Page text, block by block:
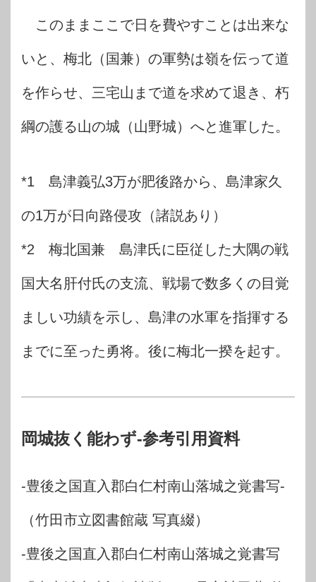
このままここで日を費やすことは出来な
いと、梅北（国兼）の軍勢は嶺を伝って道
を作らせ、三宅山まで道を求めて退き、朽
綱の護る山の城（山野城）へと進軍した。
*1 島津義弘3万が肥後路から、島津家久
の1万が日向路侵攻（諸説あり）
*2 梅北国兼 島津氏に臣従した大隅の戦
国大名肝付氏の支流、戦場で数多くの目覚
ましい功績を示し、島津の水軍を指揮する
までに至った勇将。後に梅北一揆を起す。
岡城抜く能わず-参考引用資料
-豊後之国直入郡白仁村南山落城之覚書写-
（竹田市立図書館蔵 写真綴）
-豊後之国直入郡白仁村南山落城之覚書写